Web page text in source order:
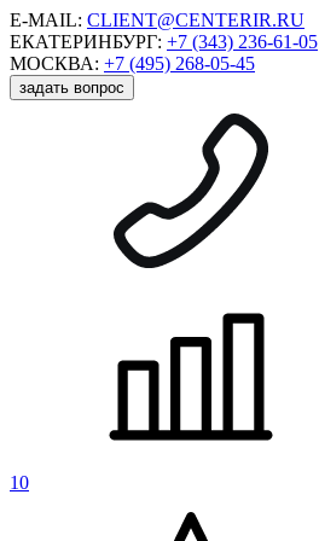
E-MAIL: CLIENT@CENTERIR.RU
ЕКАТЕРИНБУРГ: +7 (343) 236-61-05
МОСКВА: +7 (495) 268-05-45
задать вопрос
10